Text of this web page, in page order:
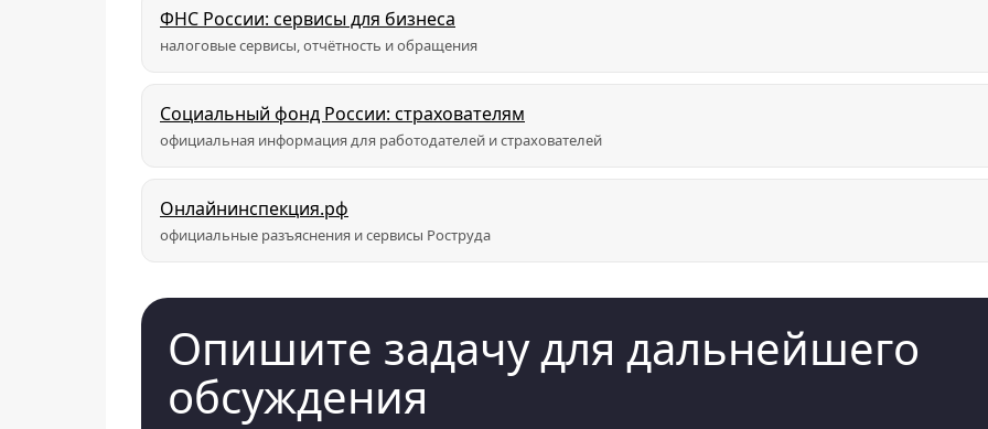
ФНС России: сервисы для бизнеса
налоговые сервисы, отчётность и обращения
Социальный фонд России: страхователям
официальная информация для работодателей и страхователей
Онлайнинспекция.рф
официальные разъяснения и сервисы Роструда
Опишите задачу для дальнейшего
обсуждения